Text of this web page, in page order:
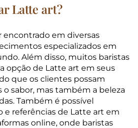
Latte art?
encontrado em diversas
especializados em
Além disso, muitos baristas
opção de Latte art em seus
que os clientes possam
o sabor, mas também a beleza
Também é possível
e referências de Latte art em
online, onde baristas